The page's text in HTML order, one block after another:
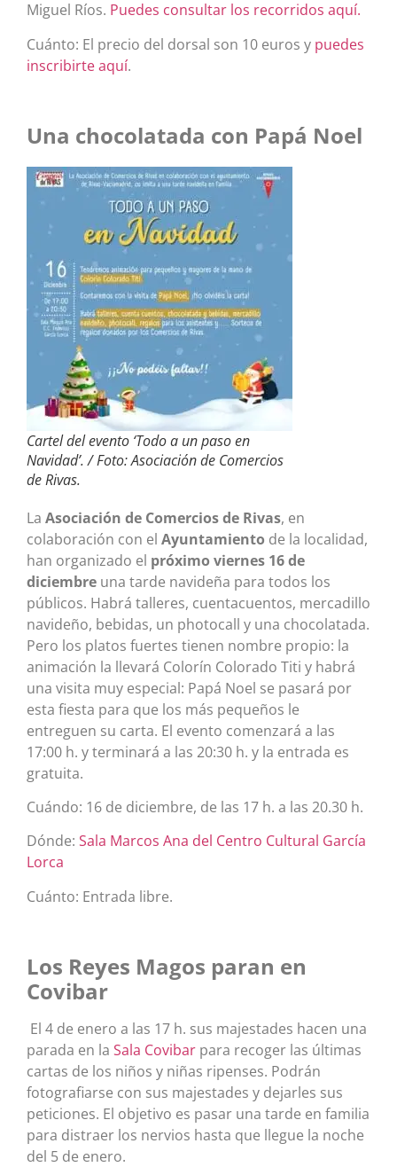
Miguel Ríos. Puedes consultar los recorridos aquí.
Cuánto: El precio del dorsal son 10 euros y puedes
inscribirte aquí.
Una chocolatada con Papá Noel
Cartel del evento ‘Todo a un paso en
Navidad’. / Foto: Asociación de Comercios
de Rivas.
La Asociación de Comercios de Rivas, en
colaboración con el Ayuntamiento de la localidad,
han organizado el próximo viernes 16 de
diciembre una tarde navideña para todos los
públicos. Habrá talleres, cuentacuentos, mercadillo
navideño, bebidas, un photocall y una chocolatada.
Pero los platos fuertes tienen nombre propio: la
animación la llevará Colorín Colorado Titi y habrá
una visita muy especial: Papá Noel se pasará por
esta fiesta para que los más pequeños le
entreguen su carta. El evento comenzará a las
17:00 h. y terminará a las 20:30 h. y la entrada es
gratuita.
Cuándo: 16 de diciembre, de las 17 h. a las 20.30 h.
Dónde: Sala Marcos Ana del Centro Cultural García
Lorca
Cuánto: Entrada libre.
Los Reyes Magos paran en
Covibar
El 4 de enero a las 17 h. sus majestades hacen una
parada en la Sala Covibar para recoger las últimas
cartas de los niños y niñas ripenses. Podrán
fotografiarse con sus majestades y dejarles sus
peticiones. El objetivo es pasar una tarde en familia
para distraer los nervios hasta que llegue la noche
del 5 de enero.